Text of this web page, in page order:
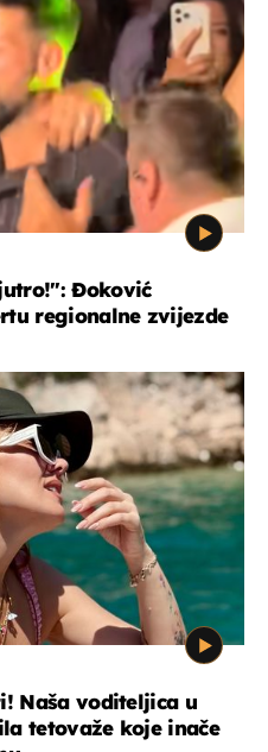
Đoković
regionalne zvijezde
Naša voditeljica u
tetovaže koje inače